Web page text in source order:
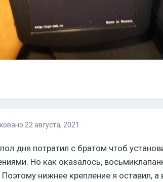
22 августа, 2021
дня потратил с братом чтоб
Но как оказалось,
Поэтому нижнее крепление я оставил,